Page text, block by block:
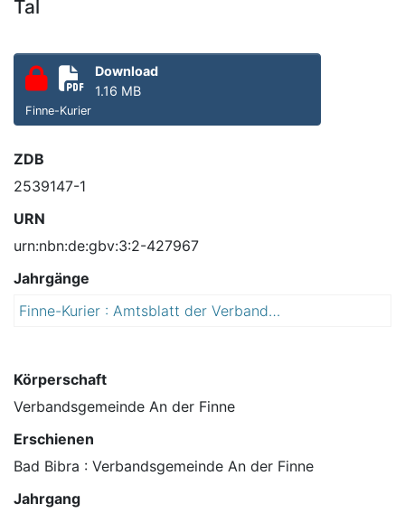
Tal
Download
1.16 MB
Finne-Kurier
ZDB
2539147-1
URN
urn:nbn:de:gbv:3:2-427967
Jahrgänge
Finne-Kurier : Amtsblatt der Verbandsgemeinde An der Finne mit amtlichen Bekanntmachungen der Gemeinden An der Poststraße, Stadt Bad Bibra, Stadt Eckartsberga, Finne, Finneland, Kaiserpfalz und Lanitz-Hassel-Tal
Körperschaft
Verbandsgemeinde An der Finne
Erschienen
Bad Bibra : Verbandsgemeinde An der Finne
Jahrgang